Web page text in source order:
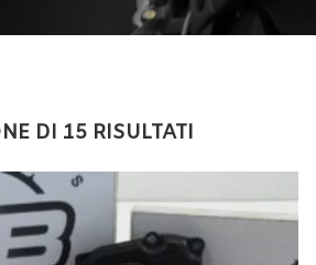
DI 15 RISULTATI